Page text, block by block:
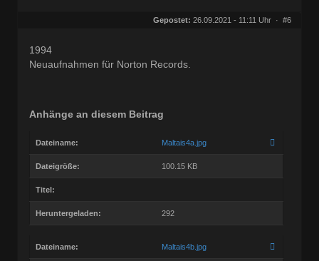
Gepostet: 26.09.2021 - 11:11 Uhr · #6
1994
Neuaufnahmen für Norton Records.
Anhänge an diesem Beitrag
Dateiname: Maltais4a.jpg
Dateigröße: 100.15 KB
Titel:
Heruntergeladen: 292
Dateiname: Maltais4b.jpg